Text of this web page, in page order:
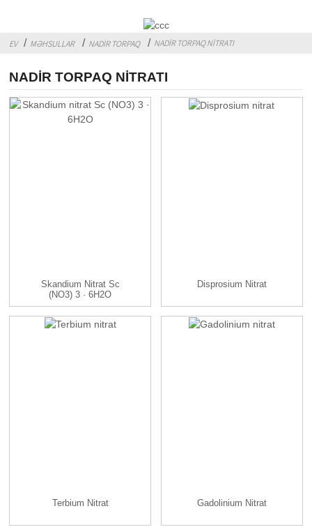
EV MƏHSULLAR NADIR TORPAQ NADIR TORPAQ NITRATI
NADIR TORPAQ NITRATI
Skandium Nitrat Sc
(NO3) 3 · 6H2O
Disprosium Nitrat
Terbium Nitrat Gadolinium Nitrat